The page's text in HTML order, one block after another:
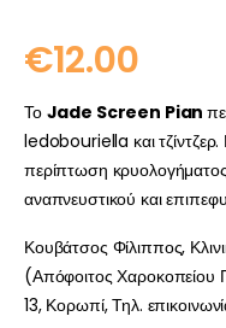
€12.00
Το Jade Screen Pian
ledobouriella και
περίπτωση
αναπνευστικού και
Κουβάτσος Φίλιππος,
(Απόφοιτος Χαροκοπείου
13, Κορωπί, Τηλ.